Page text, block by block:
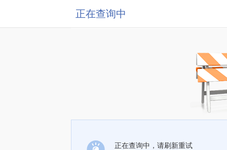
正在查询中
正在查询中，请刷新重试